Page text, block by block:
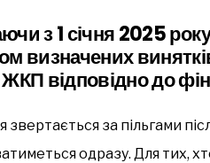
з 1 січня 2025
визначених
відповідно до
звертається за пільгами
одразу. Для тих,